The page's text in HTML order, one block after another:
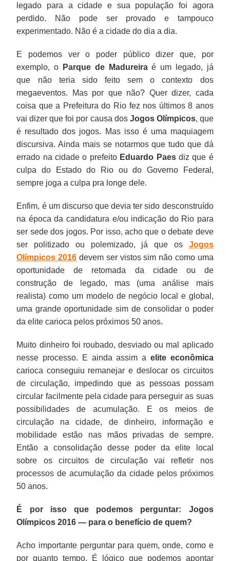
legado para a cidade e sua população foi agora
perdido. Não pode ser provado e tampouco
experimentado. Não é a cidade do dia a dia.
E podemos ver o poder público dizer que, por
exemplo, o
Parque de Madureiraé um legado, já
que não teria sido feito sem o contexto dos
megaeventos. Mas por que não? Quer dizer, cada
coisa que a Prefeitura do Rio fez nos últimos 8 anos
vai dizer que foi por causa dos Jogos Olímpicos, que
é resultado dos jogos. Mas isso é uma maquiagem
discursiva. Ainda mais se notarmos que tudo que dá
errado na cidade o prefeito Eduardo Paesdiz que é
culpa do Estado do Rio ou do Governo Federal,
sempre joga a culpa pra longe dele.
Enfim, é um discurso que devia ter sido desconstruído
na época da candidatura e/ou indicação do Rio para
ser sede dos jogos. Por isso, acho que o debate deve
ser politizado ou polemizado, já que os Jogos
Olímpicos 2016 devem ser vistos sim não como uma
oportunidade de retomada da cidade ou de
construção de legado, mas (uma análise mais
realista) como um modelo de negócio local e global,
uma grande oportunidade sim de consolidar o poder
da elite carioca pelos próximos 50 anos.
Muito dinheiro foi roubado, desviado ou mal aplicado
nesse processo. E ainda assim a elite econômica
carioca conseguiu remanejar e deslocar os circuitos
de circulação, impedindo que as pessoas possam
circular facilmente pela cidade para perseguir as suas
possibilidades de acumulação. E os meios de
circulação na cidade, de dinheiro, informação e
mobilidade estão nas mãos privadas de sempre.
Então a consolidação desse poder da elite local
sobre os circuitos de circulação vai refletir nos
processos de acumulação da cidade pelos próximos
50 anos.
É por isso que podemos perguntar: Jogos
Olímpicos 2016 — para o benefício de quem?
Acho importante perguntar para quem, onde, como e
por quanto tempo. É lógico que podemos apontar